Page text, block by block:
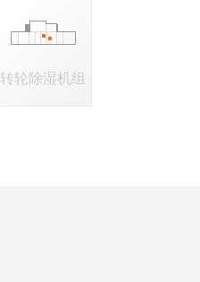
转轮除湿机组